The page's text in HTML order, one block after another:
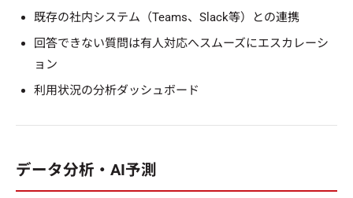
既存の社内システム（Teams、Slack等）との連携
回答できない質問は有人対応へスムーズにエスカレーシ
ョン
利用状況の分析ダッシュボード
データ分析・AI予測